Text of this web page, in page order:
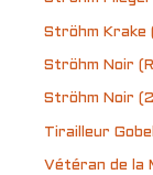
Ströhm Krake
Ströhm Noir
Ströhm Noir
Tirailleur
Vétéran de la